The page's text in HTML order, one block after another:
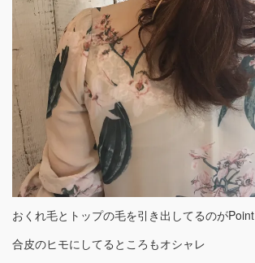
おくれ毛とトップの毛を引き出してるのがPoint
合皮のヒモにしてるところもオシャレ